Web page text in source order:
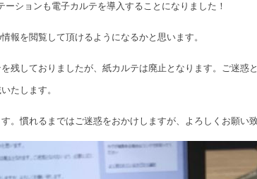
ションも電子カルテを導入することになりました！
報を閲覧して頂けるようになるかと思います。
残しておりましたが、紙カルテは廃止となります。ご迷惑
たします。
。慣れるまではご迷惑をおかけしますが、よろしくお願い致